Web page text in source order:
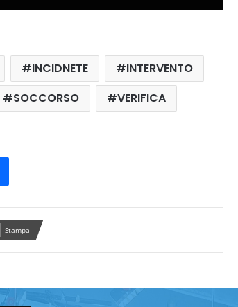
INCIDNETE
INTERVENTO
SOCCORSO
VERIFICA
Stampa